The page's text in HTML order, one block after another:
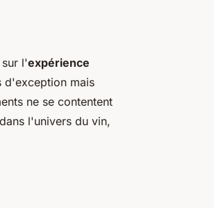
l'expérience
d'exception mais
ne se contentent
l'univers du vin,